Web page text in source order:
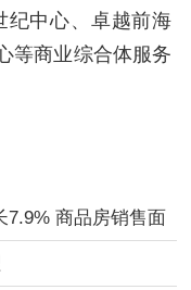
纪中心、卓越前海
等商业综合体服务
7.9% 商品房销售面